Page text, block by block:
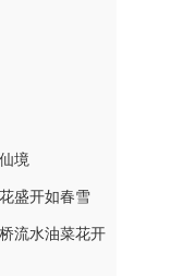
境
盛开如春雪
流水油菜花开